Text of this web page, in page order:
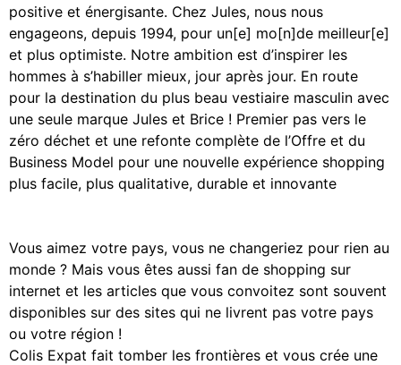
positive et énergisante. Chez Jules, nous nous
engageons, depuis 1994, pour un[e] mo[n]de meilleur[e]
et plus optimiste. Notre ambition est d’inspirer les
hommes à s’habiller mieux, jour après jour. En route
pour la destination du plus beau vestiaire masculin avec
une seule marque Jules et Brice ! Premier pas vers le
zéro déchet et une refonte complète de l’Offre et du
Business Model pour une nouvelle expérience shopping
plus facile, plus qualitative, durable et innovante
Vous aimez votre pays, vous ne changeriez pour rien au
monde ? Mais vous êtes aussi fan de shopping sur
internet et les articles que vous convoitez sont souvent
disponibles sur des sites qui ne livrent pas votre pays
ou votre région !
Colis Expat fait tomber les frontières et vous crée une